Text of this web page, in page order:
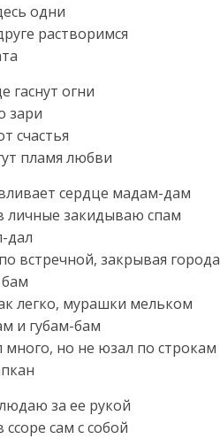
одни
растворимся
гаснут огни
зари
счастья
пламя любви
сердце мадам-дам
личные закидываю спам
дал
встречной, закрывая города
легко, мурашки мельком
и губам-бам
много, но не юзал по строкам
за ее рукой
ссоре сам с собой